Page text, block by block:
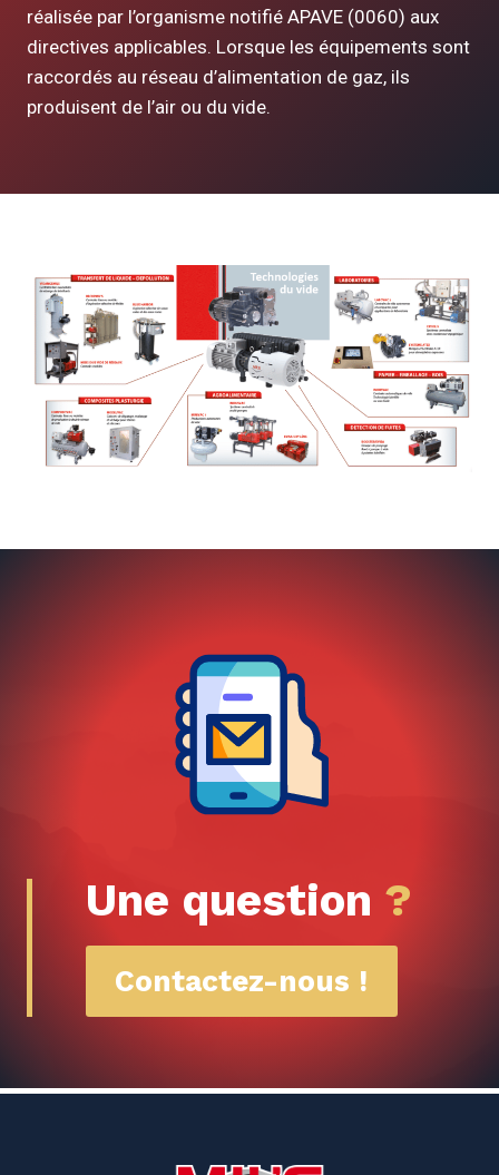
réalisée par l’organisme notifié APAVE (0060) aux
directives applicables. Lorsque les équipements sont
raccordés au réseau d’alimentation de gaz, ils
produisent de l’air ou du vide.
Une question ?
Contactez-nous !